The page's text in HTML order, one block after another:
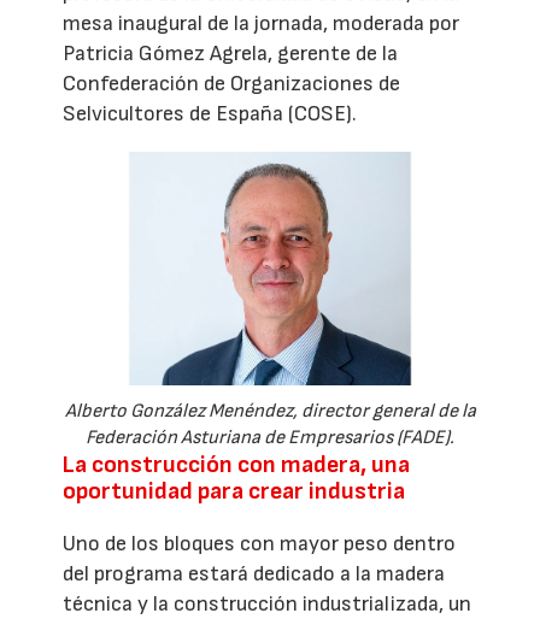
mesa inaugural de la jornada, moderada por
Patricia Gómez Agrela, gerente de la
Confederación de Organizaciones de
Selvicultores de España (COSE).
Alberto González Menéndez, director general de la
Federación Asturiana de Empresarios (FADE).
La construcción con madera, una
oportunidad para crear industria
Uno de los bloques con mayor peso dentro
del programa estará dedicado a la madera
técnica y la construcción industrializada, un